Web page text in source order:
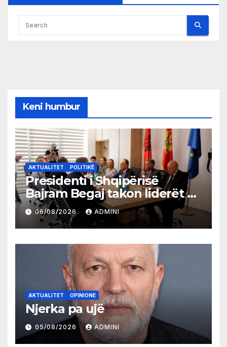
Keni humbur
AKTUALITET POLITIKË
Presidenti i Shqipërisë
Bajram Begaj takon liderët e
partive shqiptare në Ulqin
06/08/2026 ADMINI
AKTUALITET OPINIONE
Njerka pa ujë
05/08/2026 ADMINI